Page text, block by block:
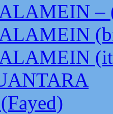
–